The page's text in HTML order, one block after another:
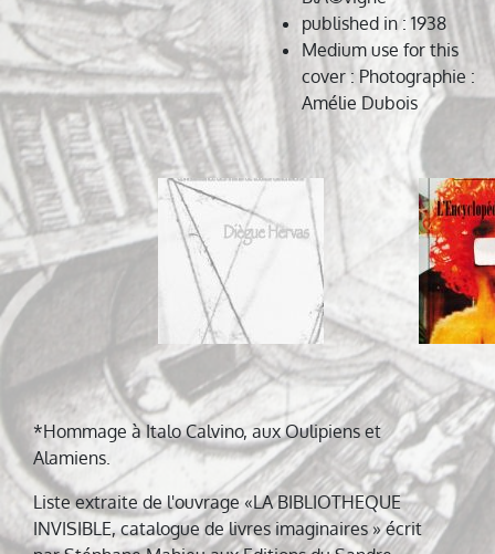
published in: 1938
Medium use for this
cover: Photographie :
Amélie Dubois
Navigation
de
l’article
*Hommage à Italo Calvino, aux Oulipiens et
Alamiens.
Liste extraite de l'ouvrage «LA BIBLIOTHEQUE
INVISIBLE, catalogue de livres imaginaires » écrit